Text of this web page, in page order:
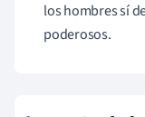
los hombres sí
poderosos.